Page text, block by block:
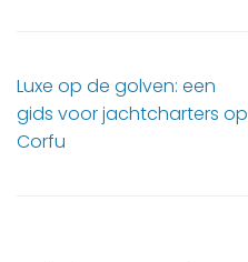
Luxe op de golven: een
gids voor jachtcharters op
Corfu